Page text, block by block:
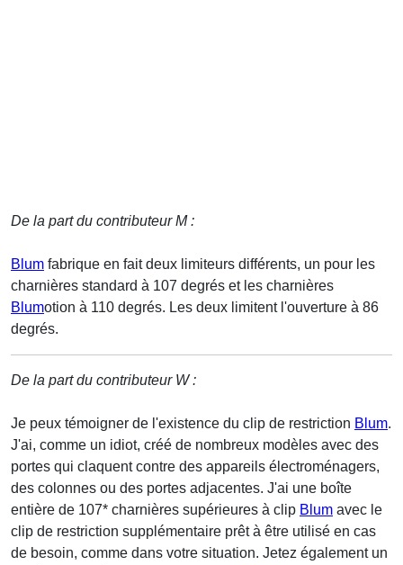
De la part du contributeur M :
Blum fabrique en fait deux limiteurs différents, un pour les
charnières standard à 107 degrés et les charnières
Blumotion à 110 degrés. Les deux limitent l'ouverture à 86
degrés.
De la part du contributeur W :
Je peux témoigner de l'existence du clip de restriction Blum.
J'ai, comme un idiot, créé de nombreux modèles avec des
portes qui claquent contre des appareils électroménagers,
des colonnes ou des portes adjacentes. J'ai une boîte
entière de 107* charnières supérieures à clip Blum avec le
clip de restriction supplémentaire prêt à être utilisé en cas
de besoin, comme dans votre situation. Jetez également un